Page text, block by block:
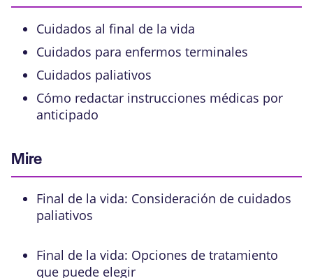
Cuidados al final de la vida
Cuidados para enfermos terminales
Cuidados paliativos
Cómo redactar instrucciones médicas por
anticipado
Mire
Final de la vida: Consideración de cuidados
paliativos
Final de la vida: Opciones de tratamiento
que puede elegir